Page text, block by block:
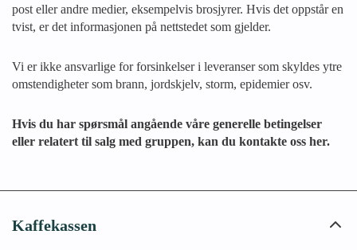
post eller andre medier, eksempelvis brosjyrer. Hvis det oppstår en
tvist, er det informasjonen på nettstedet som gjelder.
Vi er ikke ansvarlige for forsinkelser i leveranser som skyldes ytre
omstendigheter som brann, jordskjelv, storm, epidemier osv.
Hvis du har spørsmål angående våre generelle betingelser
eller relatert til salg med gruppen, kan du kontakte oss her.
Kaffekassen